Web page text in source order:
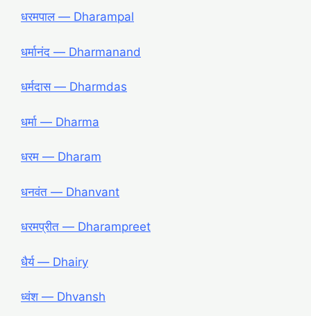
धरमपाल ― Dharampal
धर्मानंद ― Dharmanand
धर्मदास ― Dharmdas
धर्मा ― Dharma
धरम ― Dharam
धनवंत ― Dhanvant
धरमप्रीत ― Dharampreet
धैर्य ― Dhairy
ध्वंश ― Dhvansh